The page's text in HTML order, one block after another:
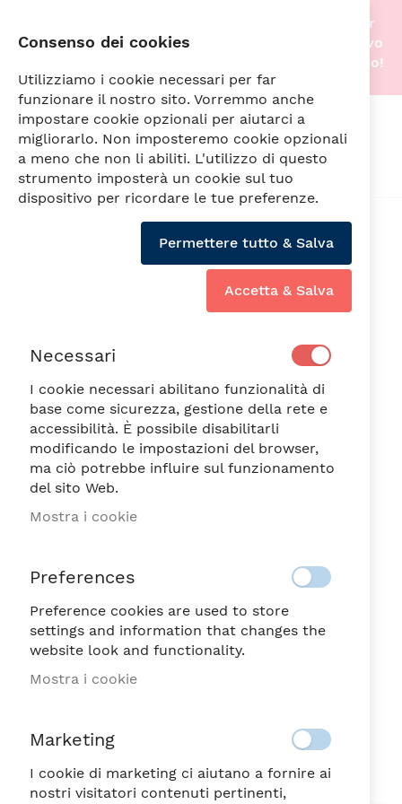
Stiamo traslocando nella nostra nuova sede! Per
questo motivo gli acquisti online saranno di nuovo
attivi non appena tutto sarà pronto. A prestissimo!
PINGA POIS/AMBRA SI
4,85
NON DISPONIBILE SKU 42801
Sii il primo a recensire questo prodotto
Bicchiere da liquore, realizzato in vetro e decorato
con pois ambra.
Vai
all'inizio
immagini
Consenso dei cookies
Utilizziamo i cookie necessari per far
funzionare il nostro sito. Vorremmo anche
impostare cookie opzionali per aiutarci a
migliorarlo. Non imposteremo cookie opzionali
a meno che non li abiliti. L'utilizzo di questo
strumento imposterà un cookie sul tuo
dispositivo per ricordare le tue preferenze.
Permettere tutto & Salva
Accetta & Salva
Necessari
I cookie necessari abilitano funzionalità di
base come sicurezza, gestione della rete e
accessibilità. È possibile disabilitarli
modificando le impostazioni del browser,
ma ciò potrebbe influire sul funzionamento
del sito Web.
Mostra i cookie
Preferences
Preference cookies are used to store
settings and information that changes the
website look and functionality.
Mostra i cookie
Marketing
I cookie di marketing ci aiutano a fornire ai
nostri visitatori contenuti pertinenti,